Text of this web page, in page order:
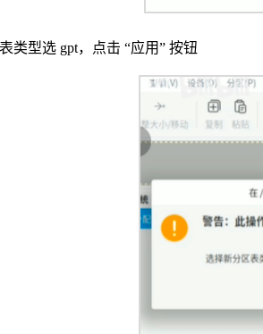
类型选 gpt，点击 “应用” 按钮